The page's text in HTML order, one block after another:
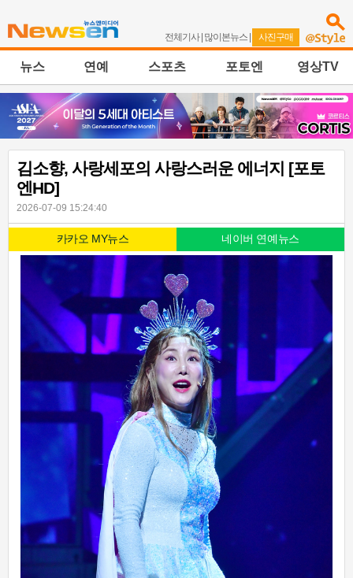
전체기사| 많이본뉴스 | 사진구매
뉴스 연예 스포츠 포토엔 영상TV
김소향, 사랑세포의 사랑스러운 에너지 [포토
엔HD]
2026-07-09 15:24:40
카카오 MY뉴스 네이버 연예뉴스